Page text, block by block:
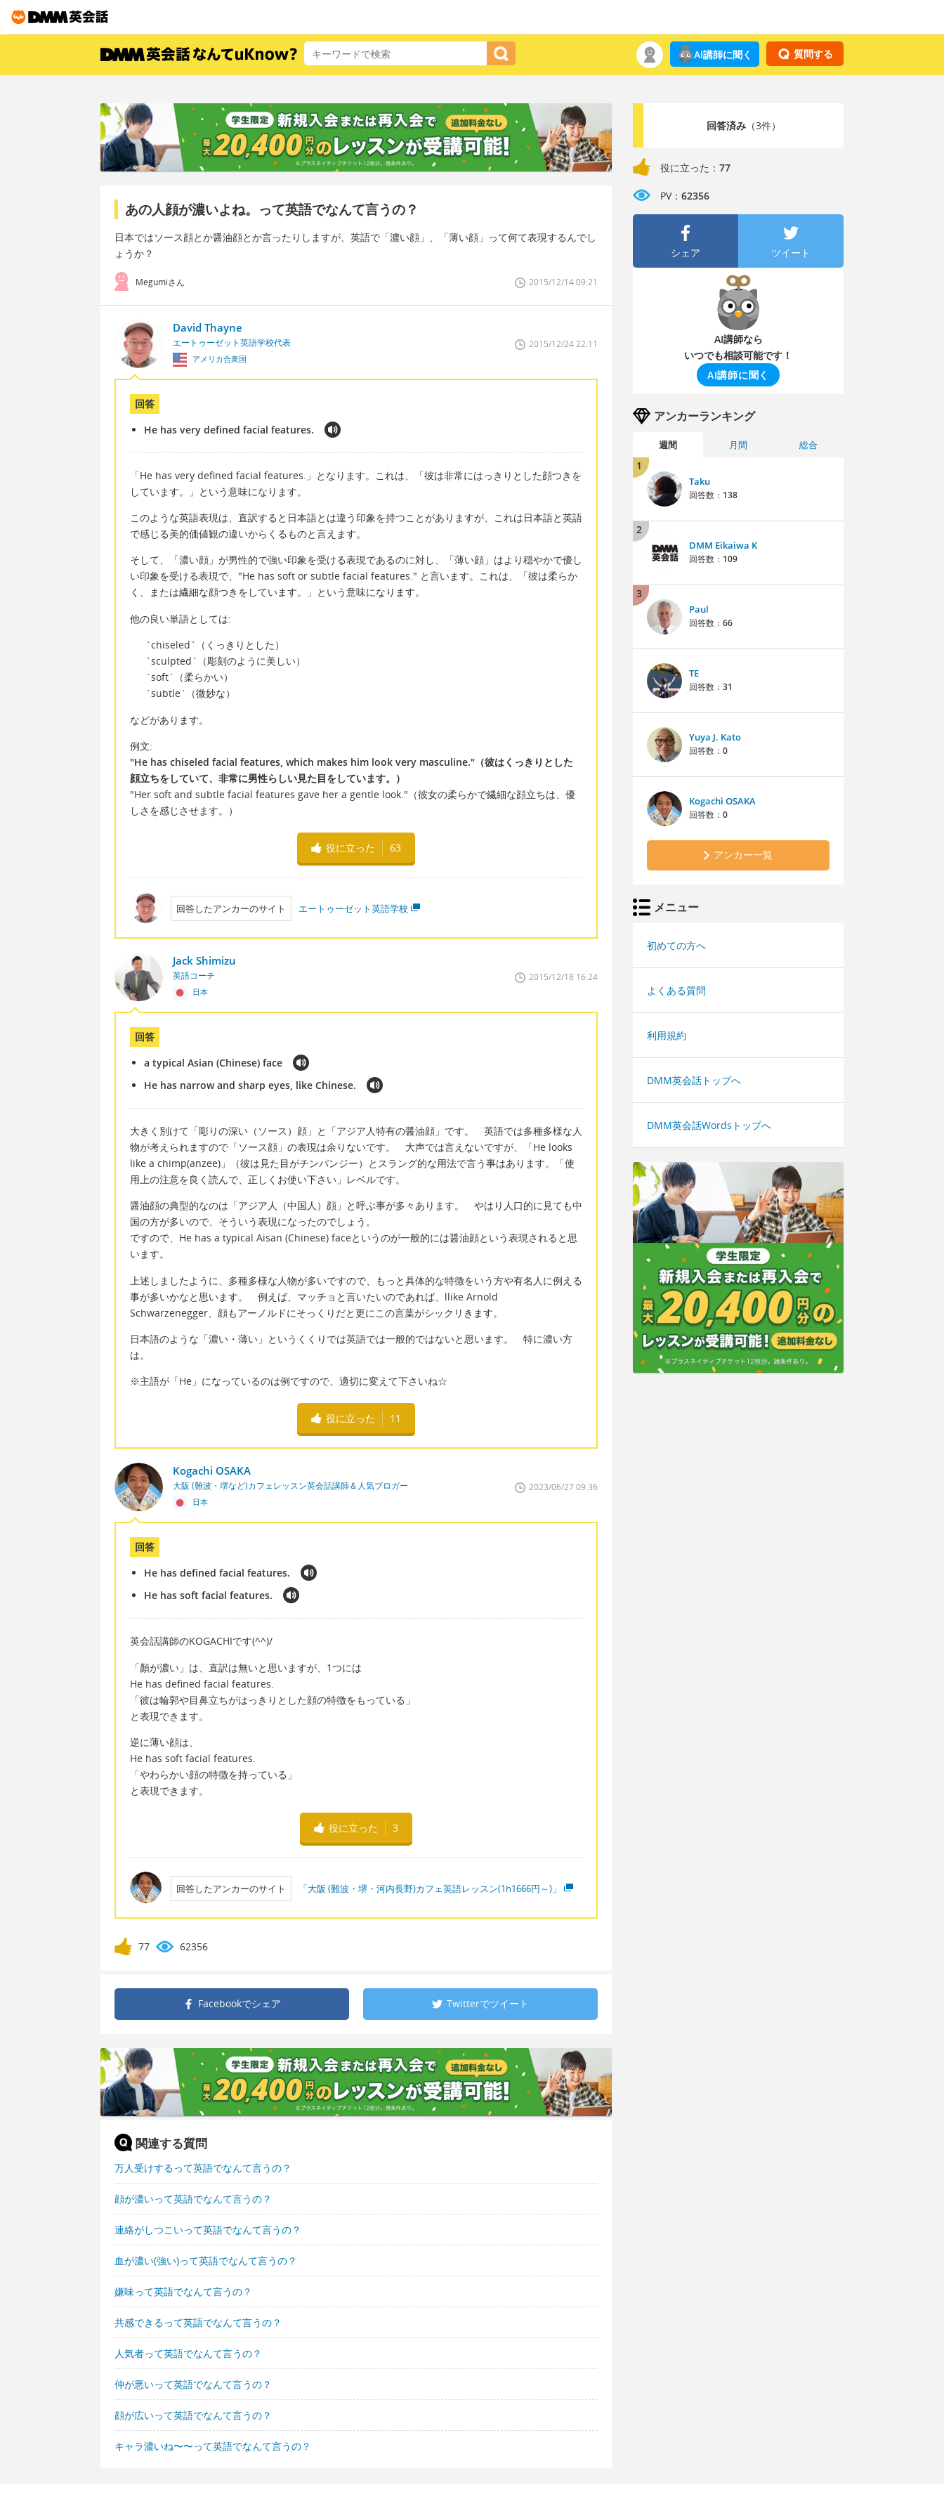
質問する
AI講師に聞く
あの人顔が濃いよね。って英語でなんて言うの？
日本ではソース顔とか醤油顔とか言ったりしますが、英語で「濃い顔」、「薄い顔」って何て表現するんでし
ょうか？
Megumiさん 2015/12/14 09:21
David Thayne
エートゥーゼット英語学校代表
アメリカ合衆国
2015/12/24 22:11
回答
He has very defined facial features.
「He has very defined facial features.」となります。これは、「彼は非常にはっきりとした顔つきを
しています。」という意味になります。
このような英語表現は、直訳すると日本語とは違う印象を持つことがありますが、これは日本語と英語
で感じる美的価値観の違いからくるものと言えます。
そして、「濃い顔」が男性的で強い印象を受ける表現であるのに対し、「薄い顔」はより穏やかで優し
い印象を受ける表現で、"He has soft or subtle facial features." と言います。これは、「彼は柔らか
く、または繊細な顔つきをしています。」という意味になります。
他の良い単語としては:
`chiseled`（くっきりとした）
`sculpted`（彫刻のように美しい）
`soft`（柔らかい）
`subtle`（微妙な）
などがあります。
例文:
"He has chiseled facial features, which makes him look very masculine."（彼はくっきりとした
顔立ちをしていて、非常に男性らしい見た目をしています。）
"Her soft and subtle facial features gave her a gentle look."（彼女の柔らかで繊細な顔立ちは、優
しさを感じさせます。）
役に立った 63
回答したアンカーのサイト エートゥーゼット英語学校
Jack Shimizu
英語コーチ
日本
2015/12/18 16:24
回答
a typical Asian (Chinese) face
He has narrow and sharp eyes, like Chinese.
大きく別けて「彫りの深い（ソース）顔」と「アジア人特有の醤油顔」です。 英語では多種多様な人
物が考えられますので「ソース顔」の表現は余りないです。 大声では言えないですが、「He looks
like a chimp(anzee)」（彼は見た目がチンパンジー）とスラング的な用法で言う事はあります。「使
用上の注意を良く読んで、正しくお使い下さい」レベルです。
醤油顔の典型的なのは「アジア人（中国人）顔」と呼ぶ事が多々あります。 やはり人口的に見ても中
国の方が多いので、そういう表現になったのでしょう。
ですので、He has a typical Aisan (Chinese) faceというのが一般的には醤油顔という表現されると思
います。
上述しましたように、多種多様な人物が多いですので、もっと具体的な特徴をいう方や有名人に例える
事が多いかなと思います。 例えば、マッチョと言いたいのであれば、llike Arnold
Schwarzenegger、顔もアーノルドにそっくりだと更にこの言葉がシックリきます。
日本語のような「濃い・薄い」というくくりでは英語では一般的ではないと思います。 特に濃い方
は。
※主語が「He」になっているのは例ですので、適切に変えて下さいね☆
役に立った 11
Kogachi OSAKA
大阪 (難波・堺など)カフェレッスン英会話講師＆人気ブロガー
日本
2023/06/27 09:36
回答
He has defined facial features.
He has soft facial features.
英会話講師のKOGACHIです(^^)/
「顏が濃い」は、直訳は無いと思いますが、1つには
He has defined facial features.
「彼は輪郭や目鼻立ちがはっきりとした顔の特徴をもっている」
と表現できます。
逆に薄い顔は、
He has soft facial features.
「やわらかい顔の特徴を持っている」
と表現できます。
役に立った 3
回答したアンカーのサイト 「大阪 (難波・堺・河内長野)カフェ英語レッスン(1h1666円～)」
77 62356
Facebookでシェア Twitterでツイート
関連する質問
万人受けするって英語でなんて言うの？
顔が濃いって英語でなんて言うの？
連絡がしつこいって英語でなんて言うの？
血が濃い(強い)って英語でなんて言うの？
嫌味って英語でなんて言うの？
共感できるって英語でなんて言うの？
人気者って英語でなんて言うの？
仲が悪いって英語でなんて言うの？
顔が広いって英語でなんて言うの？
キャラ濃いね〜〜って英語でなんて言うの？
回答済み（3件）
役に立った： 77
PV： 62356
シェア ツイート
AI講師なら
いつでも相談可能です！
AI講師に聞く
アンカーランキング
週間 月間 総合
1
Taku
回答数： 138
2
DMM Eikaiwa K
回答数： 109
3
Paul
回答数： 66
TE
回答数： 31
Yuya J. Kato
回答数： 0
Kogachi OSAKA
回答数： 0
アンカー一覧
メニュー
初めての方へ
よくある質問
利用規約
DMM英会話トップへ
DMM英会話Wordsトップへ